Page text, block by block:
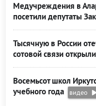
Медучреждения в
посетили депутаты
Тысячную в России
сотовой связи
Восемьсот школ
учебного года
видео